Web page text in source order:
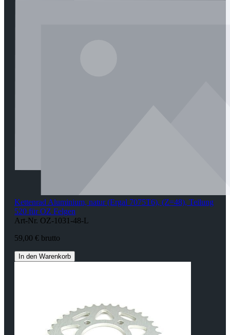
Kettenrad Aluminium, natur (Ergal 7075T6), (Z=48), Teilung
520 für OZ Felgen
Art-Nr. OZ-1031-48-L
59,00 € brutto
In den Warenkorb